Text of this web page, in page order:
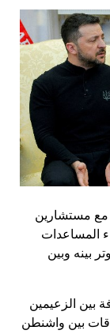
مع مستشارين
المساعدات
بينه وبين
بين الزعيمين
بين واشنطن